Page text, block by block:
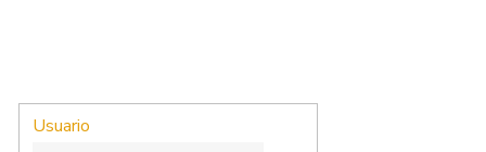
Usuario